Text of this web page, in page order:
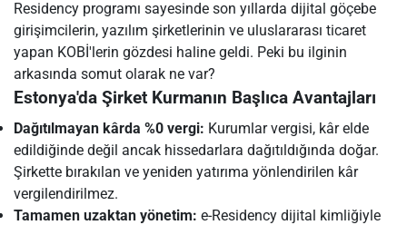
Residency programı sayesinde son yıllarda dijital göçebe
girişimcilerin, yazılım şirketlerinin ve uluslararası ticaret
yapan KOBİ'lerin gözdesi haline geldi. Peki bu ilginin
arkasında somut olarak ne var?
Estonya'da Şirket Kurmanın Başlıca Avantajları
Dağıtılmayan kârda %0 vergi: Kurumlar vergisi, kâr elde
edildiğinde değil ancak hissedarlara dağıtıldığında doğar.
Şirkette bırakılan ve yeniden yatırıma yönlendirilen kâr
vergilendirilmez.
Tamamen uzaktan yönetim: e-Residency dijital kimliğiyle